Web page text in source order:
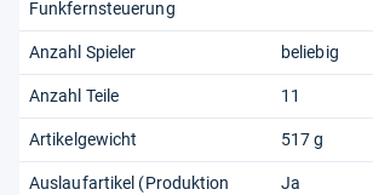
Funkfernsteuerung
Anzahl Spieler beliebig
Anzahl Teile 11
Artikelgewicht 517 g
Auslaufartikel (Produktion
Ja